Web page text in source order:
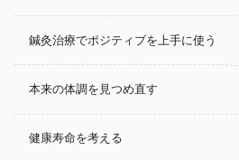
鍼灸治療でポジティブを上手に使う
本来の体調を見つめ直す
健康寿命を考える